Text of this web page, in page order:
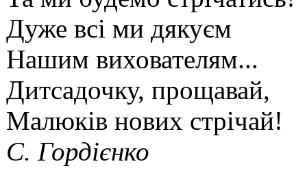
Дуже всі ми дякуєм
Нашим вихователям...
Дитсадочку, прощавай,
Малюків нових стрічай!
С. Гордієнко